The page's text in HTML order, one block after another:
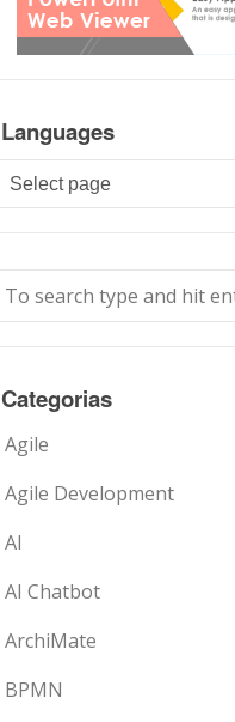
Languages
Languages
Categorias
Agile
Agile Development
AI
AI Chatbot
ArchiMate
BPMN